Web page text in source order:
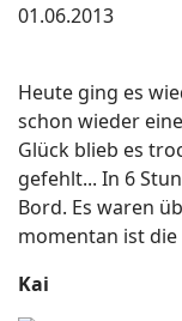
01.06.2013
Heute ging es
schon wieder
Glück blieb es
gefehlt... In 6
Bord. Es waren
momentan ist
Kai